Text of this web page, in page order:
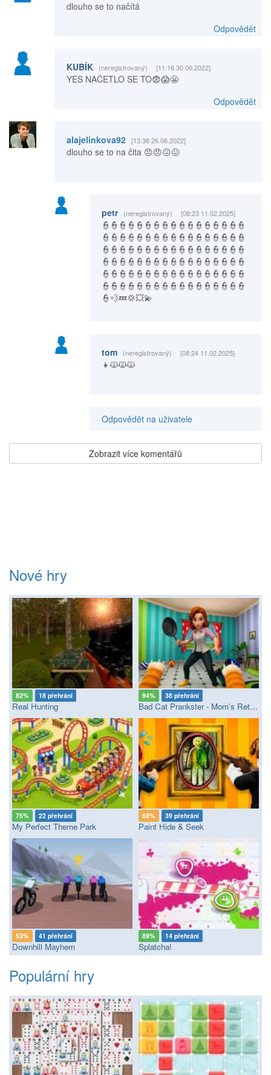
dlouho se to načítá
Odpovědět
KUBÍK (neregistrovaný) [11:16 30.06.2022]
YES NAČETLO SE TO😨😱😬
Odpovědět
alajelinkova92 [13:38 26.06.2022]
dlouho se to na čita 😠😠😖😖
petr (neregistrovaný) [08:23 11.02.2025]
👮👮👮👮👮👮👮👮👮👮👮👮👮👮👮👮👮
👮👮👮👮👮👮👮👮👮👮👮👮👮👮👮👮👮
👮👮👮👮👮👮👮👮👮👮👮👮👮👮👮👮👮
👮👮👮👮👮👮👮👮👮👮👮👮👮👮👮👮👮
👮👮👮👮👮👮👮👮👮👮👮👮👮👮👮👮👮
👮👮👮👮👮👮👮👮👮👮👮👮👮👮👮👮👮
👮💨💤💢💥💫
tom (neregistrovaný) [08:24 11.02.2025]
👧🙀🙀🙀
Odpovědět na uživatele
Zobrazit více komentářů
Nové hry
82% 18 přehrání
Real Hunting
94% 38 přehrání
Bad Cat Prankster - Mom’s Return
75% 22 přehrání
My Perfect Theme Park
68% 39 přehrání
Paint Hide & Seek
53% 41 přehrání
Downhill Mayhem
89% 14 přehrání
Splatcha!
Populární hry